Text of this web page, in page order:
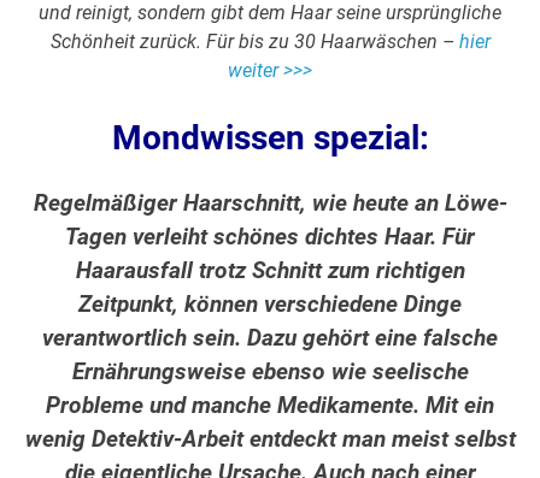
und reinigt, sondern gibt dem Haar seine ursprüngliche
Schönheit zurück. Für bis zu 30 Haarwäschen – hier
weiter >>>
Mondwissen spezial:
Regelmäßiger Haarschnitt, wie heute an Löwe-
Tagen verleiht schönes dichtes Haar. Für
Haarausfall trotz Schnitt zum richtigen
Zeitpunkt, können verschiedene Dinge
verantwortlich sein. Dazu gehört eine falsche
Ernährungsweise ebenso wie seelische
Probleme und manche Medikamente. Mit ein
wenig Detektiv-Arbeit entdeckt man meist selbst